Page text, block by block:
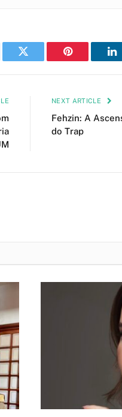
Twitter Pinterest
NEXT ARTICLE
Fehzin: A
do Trap